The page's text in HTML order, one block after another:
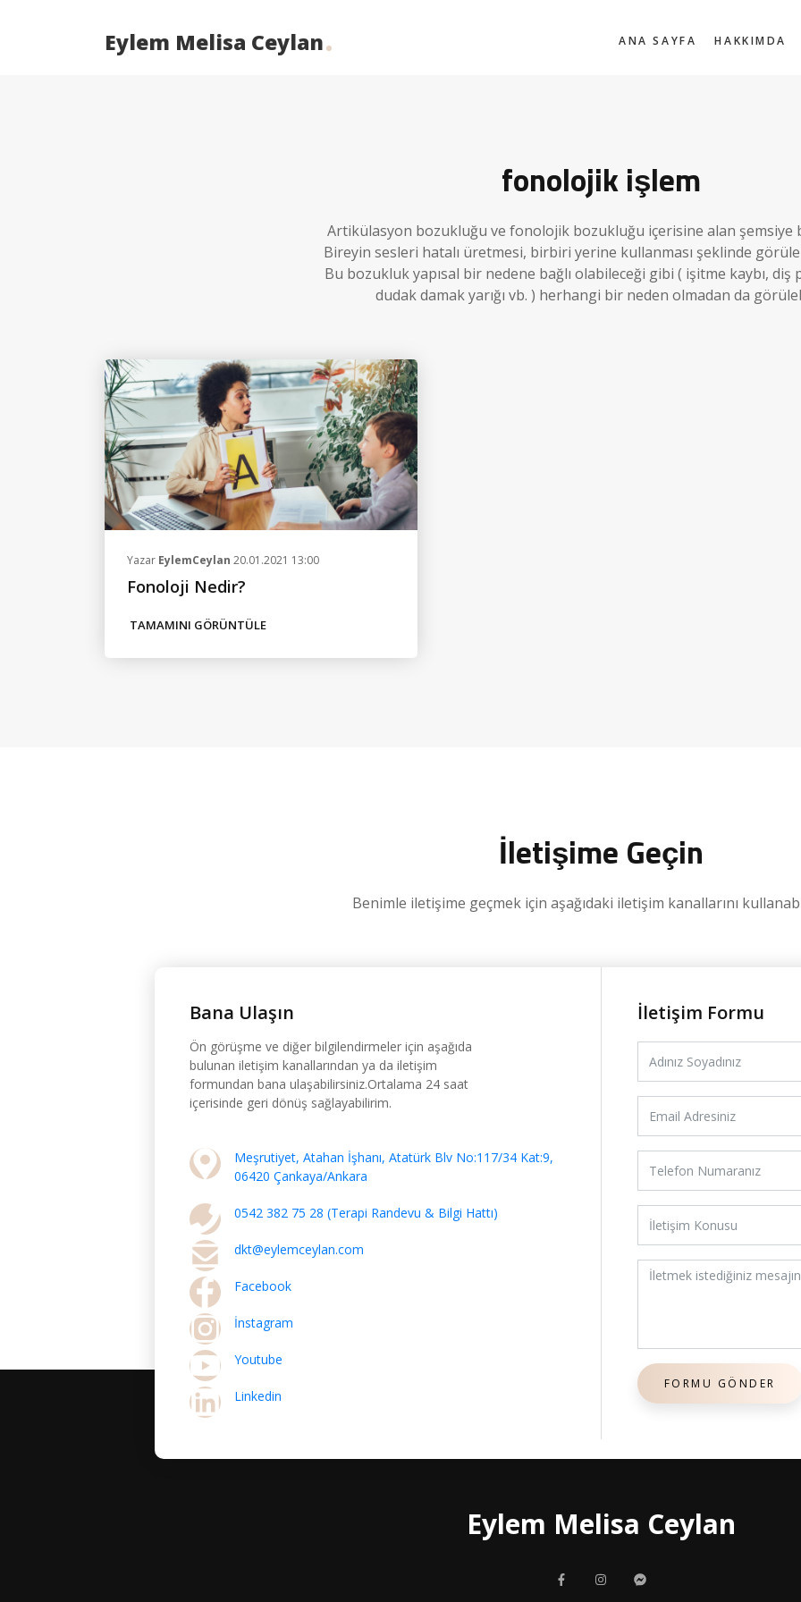
Eylem Melisa Ceylan ANA SAYFA HAKKIMDA
fonolojik işlem
Artikülasyon bozukluğu ve fonolojik bozukluğu içerisine alan şemsiye
Bireyin sesleri hatalı üretmesi, birbiri yerine kullanması şeklinde
Bu bozukluk yapısal bir nedene bağlı olabileceği gibi ( işitme kaybı, diş
dudak damak yarığı vb. ) herhangi bir neden olmadan da
Yazar EylemCeylan 20.01.2021 13:00
Fonoloji Nedir?
TAMAMINI GÖRÜNTÜLE
İletişime Geçin
Benimle iletişime geçmek için aşağıdaki iletişim kanallarını
Bana Ulaşın
Ön görüşme ve diğer bilgilendirmeler için aşağıda
bulunan iletişim kanallarından ya da iletişim
formundan bana ulaşabilirsiniz.Ortalama 24 saat
içerisinde geri dönüş sağlayabilirim.
Meşrutiyet, Atahan İşhanı, Atatürk Blv No:117/34 Kat:9,
06420 Çankaya/Ankara
0542 382 75 28 (Terapi Randevu & Bilgi Hattı)
dkt@eylemceylan.com
Facebook
İnstagram
Youtube
Linkedin
İletişim Formu
Eylem Melisa Ceylan